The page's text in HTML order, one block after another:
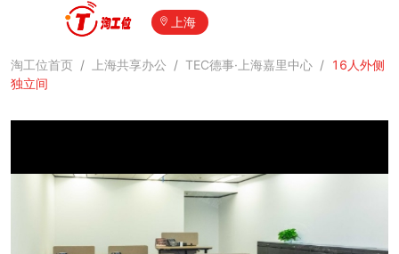
上海
淘工位首页 / 上海共享办公 / TEC德事·上海嘉里中心 / 16人外侧
独立间